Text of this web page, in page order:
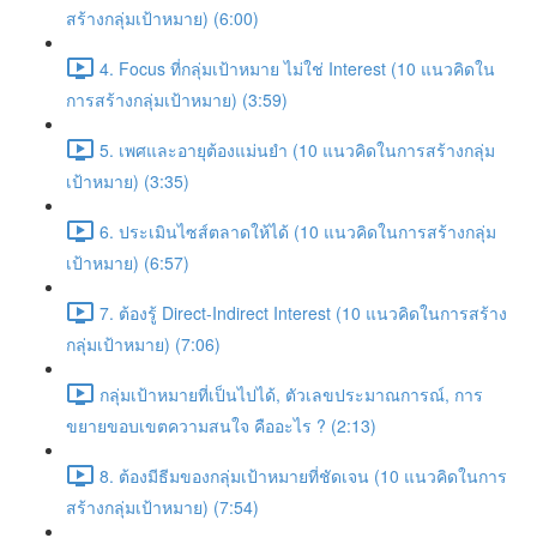
สร้างกลุ่มเป้าหมาย) (6:00)
4. Focus ที่กลุ่มเป้าหมาย ไม่ใช่ Interest (10 แนวคิดใน
การสร้างกลุ่มเป้าหมาย) (3:59)
5. เพศและอายุต้องแม่นยำ (10 แนวคิดในการสร้างกลุ่ม
เป้าหมาย) (3:35)
6. ประเมินไซส์ตลาดให้ได้ (10 แนวคิดในการสร้างกลุ่ม
เป้าหมาย) (6:57)
7. ต้องรู้ Direct-Indirect Interest (10 แนวคิดในการสร้าง
กลุ่มเป้าหมาย) (7:06)
กลุ่มเป้าหมายที่เป็นไปได้, ตัวเลขประมาณการณ์, การ
ขยายขอบเขตความสนใจ คืออะไร ? (2:13)
8. ต้องมีธีมของกลุ่มเป้าหมายที่ชัดเจน (10 แนวคิดในการ
สร้างกลุ่มเป้าหมาย) (7:54)